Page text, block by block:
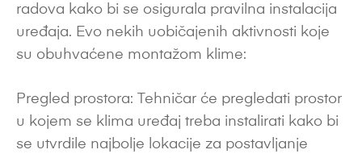
radova kako bi se osigurala pravilna instalacija
uređaja. Evo nekih uobičajenih aktivnosti koje
su obuhvaćene montažom klime:
Pregled prostora: Tehničar će pregledati prostor
u kojem se klima uređaj treba instalirati kako bi
se utvrdile najbolje lokacije za postavljanje